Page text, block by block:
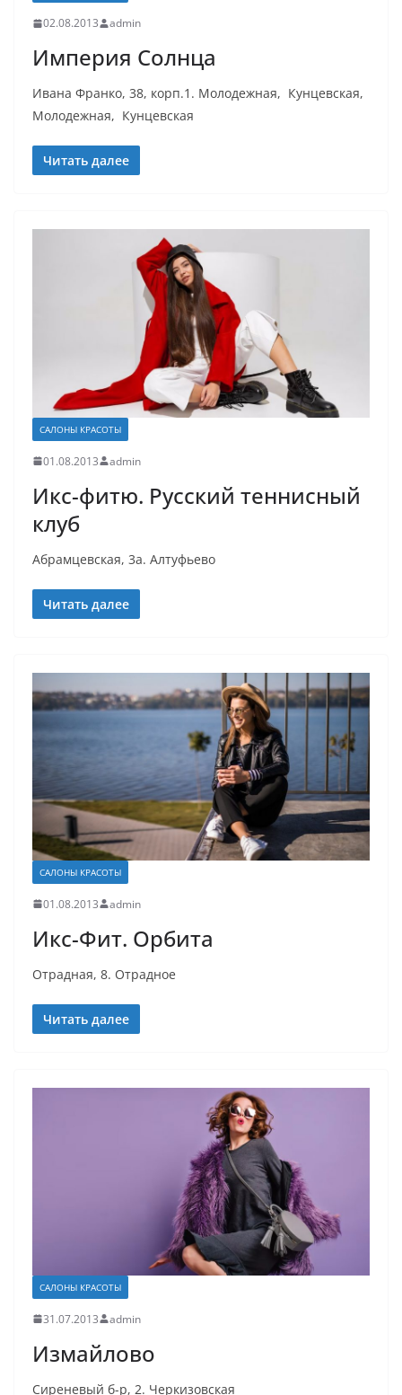
02.08.2013 admin
Империя Солнца
Ивана Франко, 38, корп.1. Молодежная, Кунцевская,
Молодежная, Кунцевская
Читать далее
САЛОНЫ КРАСОТЫ
01.08.2013 admin
Икс-фитю. Русский теннисный
клуб
Абрамцевская, 3а. Алтуфьево
Читать далее
САЛОНЫ КРАСОТЫ
01.08.2013 admin
Икс-Фит. Орбита
Отрадная, 8. Отрадное
Читать далее
САЛОНЫ КРАСОТЫ
31.07.2013 admin
Измайлово
Сиреневый б-р, 2. Черкизовская